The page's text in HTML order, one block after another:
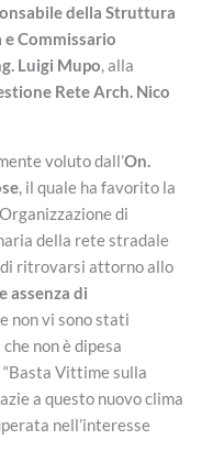
della Struttura
e Commissario
Luigi Mupo, alla
Rete Arch. Nico
voluto dall’On.
, il quale ha favorito la
di
della rete stradale
ritrovarsi attorno allo
assenza di
non vi sono stati
non è dipesa
Vittime sulla
a questo nuovo clima
nell’interesse